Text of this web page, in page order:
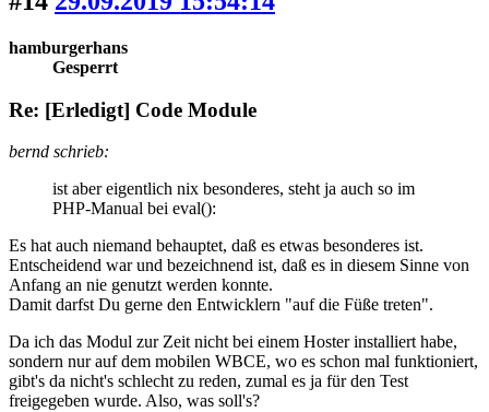
hamburgerhans
Gesperrt
Re: [Erledigt] Code Module
bernd schrieb:
ist aber eigentlich nix besonderes, steht ja auch so im
PHP-Manual bei eval():
Es hat auch niemand behauptet, daß es etwas besonderes ist.
Entscheidend war und bezeichnend ist, daß es in diesem Sinne von
Anfang an nie genutzt werden konnte.
Damit darfst Du gerne den Entwicklern "auf die Füße treten".
Da ich das Modul zur Zeit nicht bei einem Hoster installiert habe,
sondern nur auf dem mobilen WBCE, wo es schon mal funktioniert,
gibt's da nicht's schlecht zu reden, zumal es ja für den Test
freigegeben wurde. Also, was soll's?